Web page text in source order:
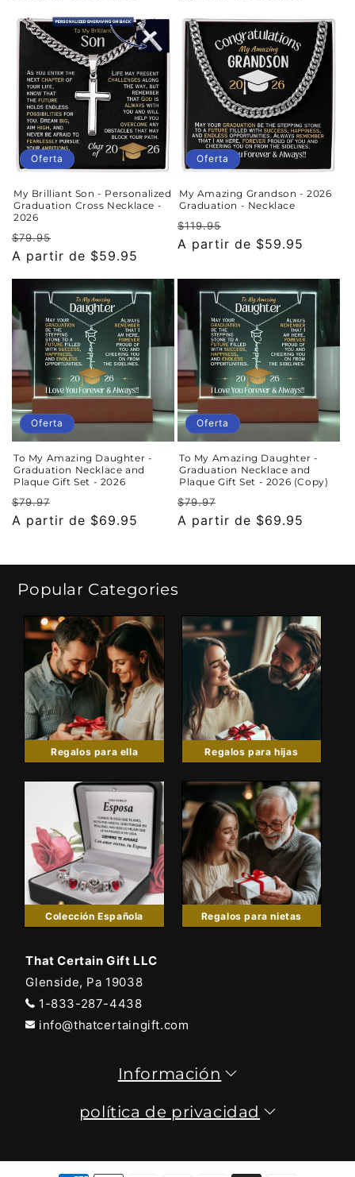
Oferta
My Brilliant Son - Personalized
Graduation Cross Necklace -
2026
Precio
habitual
$79.95
de
oferta
A partir de $59.95
Oferta
My Amazing Grandson - 2026
Graduation - Necklace
Precio
habitual
$119.95
de
A partir de $59.95
Oferta
To My Amazing Daughter -
Graduation Necklace and
Plaque Gift Set - 2026
Precio
habitual
$79.97
de
A partir de $69.95
Oferta
To My Amazing Daughter -
Graduation Necklace and
Plaque Gift Set - 2026 (Copy)
Precio
habitual
$79.97
de
A partir de $69.95
Popular Categories
Regalos para ella Regalos para hijas
Colección Española Regalos para nietas
That Certain Gift LLC
Glenside, Pa 19038
1-833-287-4438
info@thatcertaingift.com
Información
política de privacidad